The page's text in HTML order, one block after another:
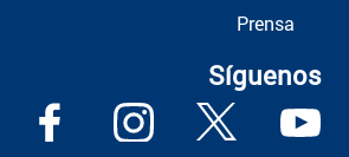
Prensa
Síguenos